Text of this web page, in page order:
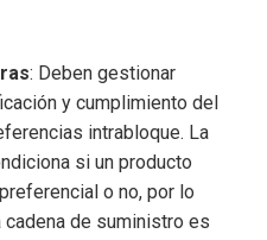
: Deben gestionar
y cumplimiento del
intrabloque. La
si un producto
o no, por lo
de suministro es